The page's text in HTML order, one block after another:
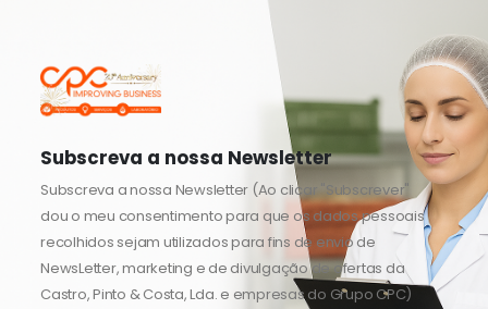
Subscreva a nossa Newsletter
Subscreva a nossa Newsletter (Ao clicar "Subscrever"
dou o meu consentimento para que os dados pessoais
recolhidos sejam utilizados para fins de envio de
NewsLetter, marketing e de divulgação de ofertas da
Castro, Pinto & Costa, Lda. e empresas do Grupo CPC)